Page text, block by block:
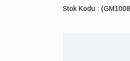
Stok Kodu